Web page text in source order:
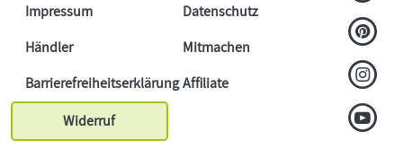
Impressum
Datenschutz
Händler
Mitmachen
BarrierefreiheitserklärungAffiliate
Widerruf